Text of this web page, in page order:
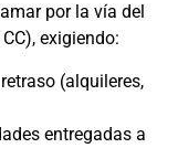
por la vía del
exigiendo:
(alquileres,
entregadas a